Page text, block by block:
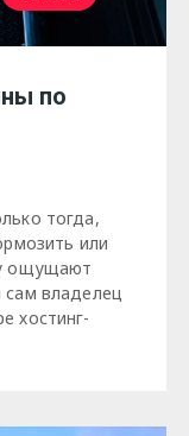
по
тогда,
или
ощущают
сам владелец
хостинг-